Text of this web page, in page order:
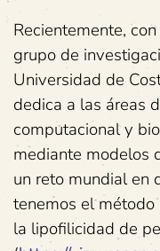
Recientemente,
grupo de
Universidad de
dedica a las áreas
computacional y
mediante modelos
un reto mundial en
tenemos el
la lipofilicidad de